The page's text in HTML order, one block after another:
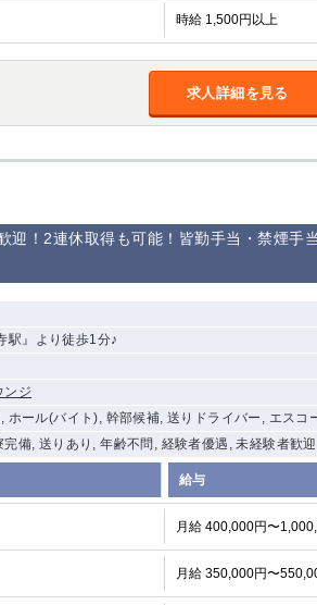
時給 1,500円以上
求人詳細を見る
迎！2連休取得も可能！皆勤手当・禁煙
駅』より徒歩1分♪
ンジ
ホール(バイト), 幹部候補, 送りドライバー, エスコ
完備, 送りあり, 年齢不問, 経験者優遇, 未経験者歓
給与
月給 400,000円〜
月給 350,000円〜